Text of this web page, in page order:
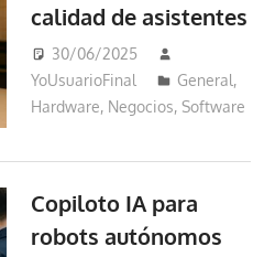
calidad de asistentes
30/06/2025
YoUsuarioFinal
General,
Hardware, Negocios,Software
Copiloto IA para
robots autónomos